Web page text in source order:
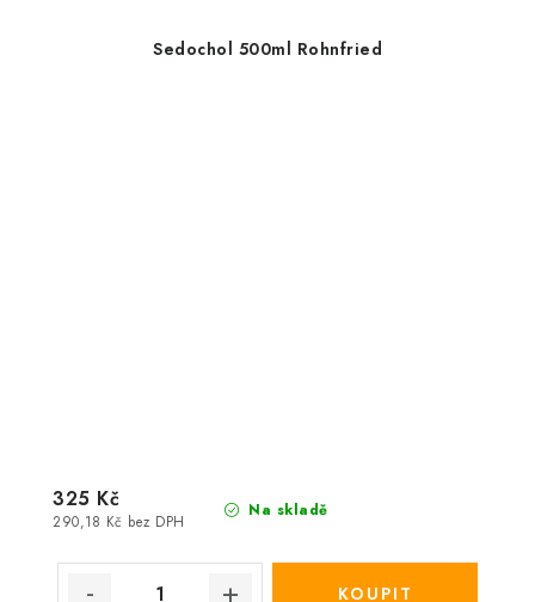
Sedochol 500ml Rohnfried
Na skladě
290,18 Kč bez DPH
325 Kč